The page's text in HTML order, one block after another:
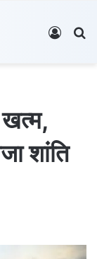
Log In
खत्म,
शांति